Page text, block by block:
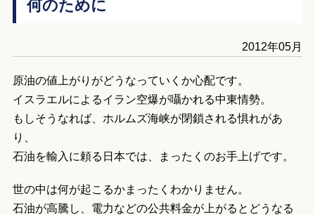
何のために
2012年05月
原油の値上がりがどうなっていくか心配です。
イスラエルによるイラン空爆が囁かれる中東情勢。
もしそうなれば、ホルムズ海峡が閉鎖される惧れがあ
り、
石油を輸入に頼る日本では、まったくのお手上げです。
世の中は何が起こるかまったくわかりません。
石油が高騰し、電力などの公共料金が上がるとどうなる